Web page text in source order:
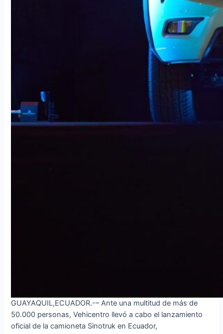
GUAYAQUIL,ECUADOR.-– Ante una multitud de más de
50.000 personas, Vehicentro llevó a cabo el lanzamiento
oficial de la camioneta Sinotruk en Ecuador,